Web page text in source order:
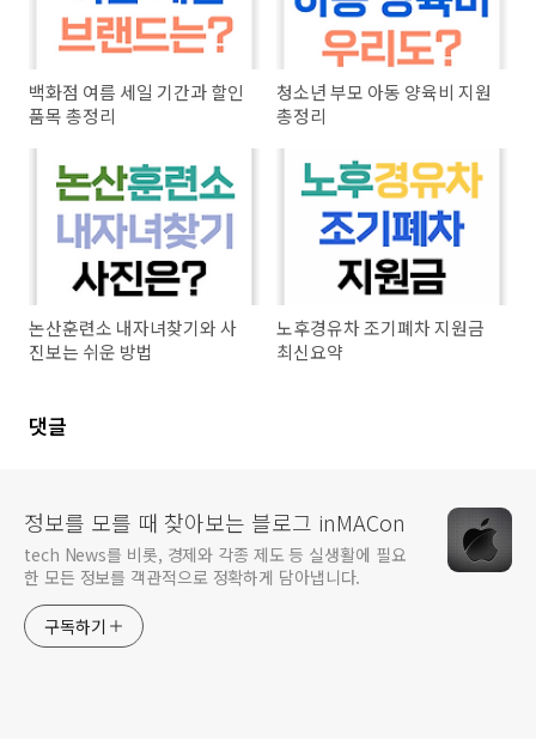
백화점 여름 세일 기간과 할인
품목 총정리
청소년 부모 아동 양육비 지원
총정리
논산훈련소 내자녀찾기와 사
진보는 쉬운 방법
노후경유차 조기폐차 지원금
최신요약
댓글
정보를 모를 때 찾아보는 블로그 inMACon
tech News를 비롯, 경제와 각종 제도 등 실생활에 필요
한 모든 정보를 객관적으로 정확하게 담아냅니다.
구독하기